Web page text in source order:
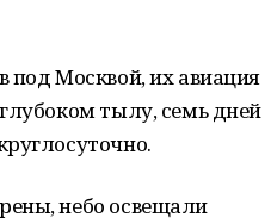
под Москвой, их авиация
тылу, семь дней
небо освещали